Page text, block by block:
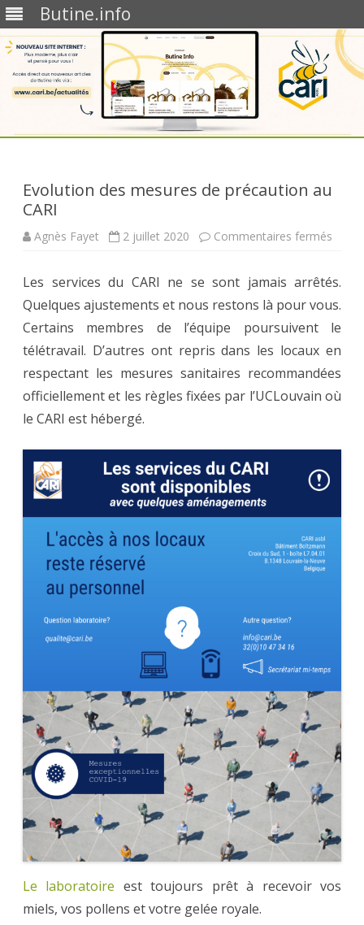
Butine.info
Evolution des mesures de précaution au
CARI
Agnès Fayet 2 juillet 2020 Commentaires fermés
de
au
CARI
Les services du CARI ne se sont jamais arrêtés.
Quelques ajustements et nous restons là pour vous.
Certains membres de l’équipe poursuivent le
télétravail. D’autres ont repris dans les locaux en
respectant les mesures sanitaires recommandées
officiellement et les règles fixées par l’UCLouvain où
le CARI est hébergé.
Le laboratoire est toujours prêt à recevoir vos
miels, vos pollens et votre gelée royale.